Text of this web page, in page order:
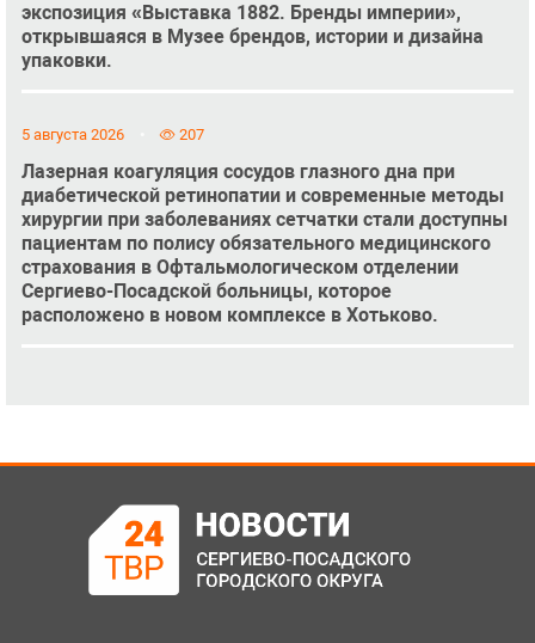
экспозиция «Выставка 1882. Бренды империи»,
открывшаяся в Музее брендов, истории и дизайна
упаковки.
5 августа 2026 207
Лазерная коагуляция сосудов глазного дна при
диабетической ретинопатии и современные методы
хирургии при заболеваниях сетчатки стали доступны
пациентам по полису обязательного медицинского
страхования в Офтальмологическом отделении
Сергиево-Посадской больницы, которое
расположено в новом комплексе в Хотьково.